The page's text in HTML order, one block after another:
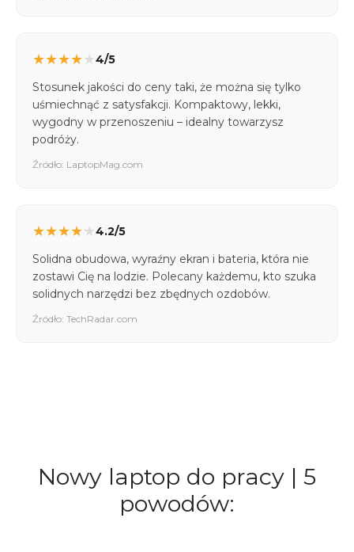
★★★★★4/5
Stosunek jakości do ceny taki, że można się tylko
uśmiechnąć z satysfakcji. Kompaktowy, lekki,
wygodny w przenoszeniu – idealny towarzysz
podróży.
Źródło: LaptopMag.com
★★★★★4.2/5
Solidna obudowa, wyraźny ekran i bateria, która nie
zostawi Cię na lodzie. Polecany każdemu, kto szuka
solidnych narzędzi bez zbędnych ozdobów.
Źródło: TechRadar.com
Nowy laptop do pracy | 5
powodów: